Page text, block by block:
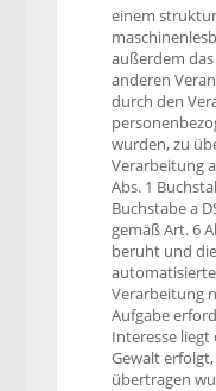
einem
außerdem
anderen
durch den
wurden, zu
Verarbeitung
Abs. 1
Buchstabe a
gemäß Art. 6
beruht und
Verarbeitung
Aufgabe
Interesse
Gewalt
übertragen